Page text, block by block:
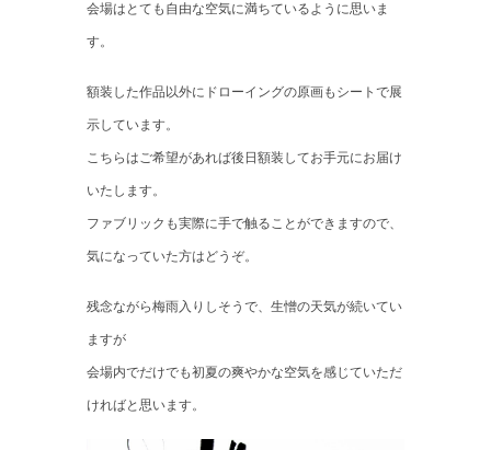
会場はとても自由な空気に満ちているように思いま
す。
額装した作品以外にドローイングの原画もシートで展
示しています。
こちらはご希望があれば後日額装してお手元にお届け
いたします。
ファブリックも実際に手で触ることができますので、
気になっていた方はどうぞ。
残念ながら梅雨入りしそうで、生憎の天気が続いてい
ますが
会場内でだけでも初夏の爽やかな空気を感じていただ
ければと思います。